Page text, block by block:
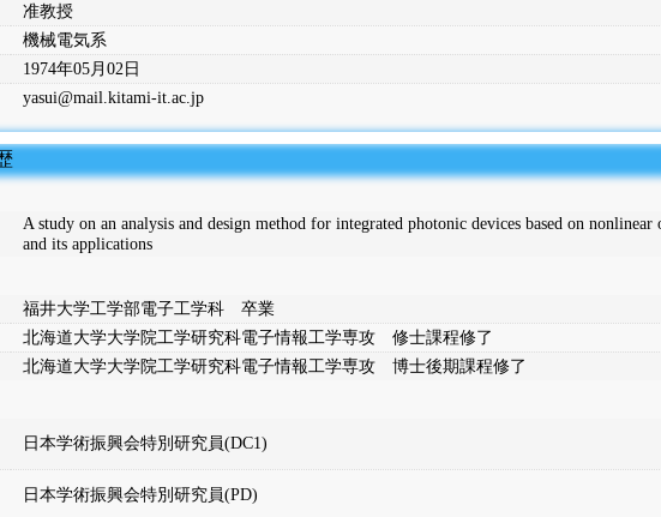
准教授
機械電気系
1974年05月02日
yasui@mail.kitami-it.ac.jp
A study on an analysis and design method for integrated photonic devices based on nonlinear
and its applications
福井大学工学部電子工学科 卒業
北海道大学大学院工学研究科電子情報工学専攻 修士課程修了
北海道大学大学院工学研究科電子情報工学専攻 博士後期課程修了
日本学術振興会特別研究員(DC1)
日本学術振興会特別研究員(PD)